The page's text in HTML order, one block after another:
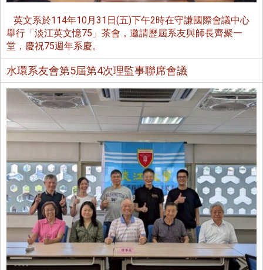
英文系於114年10月31日(五)下午2時在守謙國際會議中心
舉行「淡江英文憶75」茶會，邀請歷屆系友與師長齊聚一
堂，慶祝75週年系慶。
水環系友會第5屆第4次理監事聯席會議